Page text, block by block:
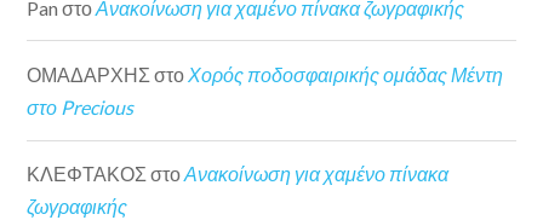
Pan στοΑνακοίνωση για χαμένο πίνακα ζωγραφικής
ΟΜΑΔΑΡΧΗΣ στοΧορός ποδοσφαιρικής ομάδας Μέντη
στο Precious
ΚΛΕΦΤΑΚΟΣ στοΑνακοίνωση για χαμένο πίνακα
ζωγραφικής